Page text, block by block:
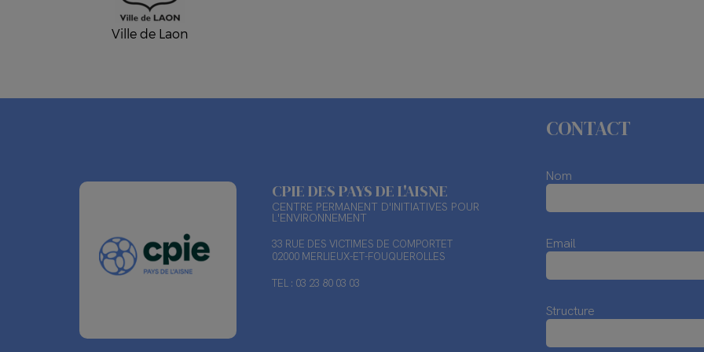
Ville de Laon
CPIE DES PAYS DE L'AISNE
CENTRE PERMANENT D'INITIATIVES POUR
L'ENVIRONNEMENT
33 RUE DES VICTIMES DE COMPORTET
02000 MERLIEUX-ET-FOUQUEROLLES
TEL : 03 23 80 03 03
CONTACT
Nom
Email
Structure